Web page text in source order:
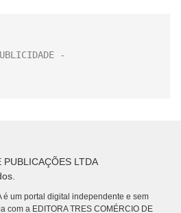
LTDA
é um portal digital independente e sem
com a EDITORA TRES COMÉRCIO DE